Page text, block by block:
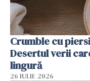
Crumble cu
Desertul verii
lingură
26 IULIE 2026